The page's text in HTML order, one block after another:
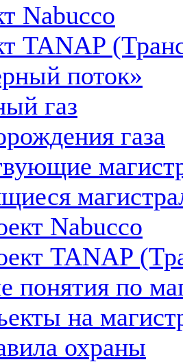
Nabucco
TANAP
поток»
газ
газа
Nabucco
TANAP
понятия по
на
охраны